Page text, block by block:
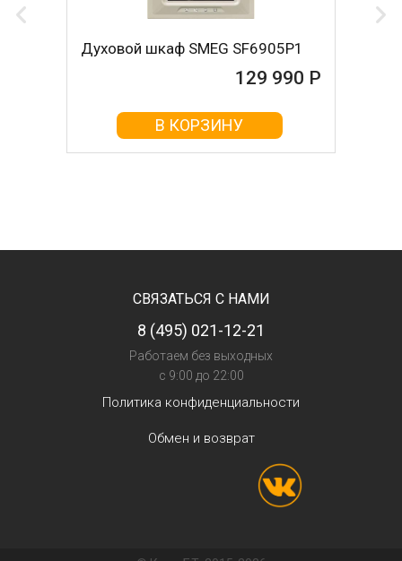
Духовой шкаф SMEG SF6905P1
129 990 Р
В КОРЗИНУ
СВЯЗАТЬСЯ С НАМИ
8 (495) 021-12-21
Работаем без выходных
с 9:00 до 22:00
Политика конфиденциальности
Обмен и возврат